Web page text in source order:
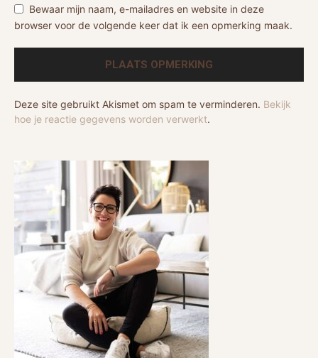
Bewaar mijn naam, e-mailadres en website in deze
browser voor de volgende keer dat ik een opmerking maak.
Deze site gebruikt Akismet om spam te verminderen. Bekijk
hoe je reactie gegevens worden verwerkt.